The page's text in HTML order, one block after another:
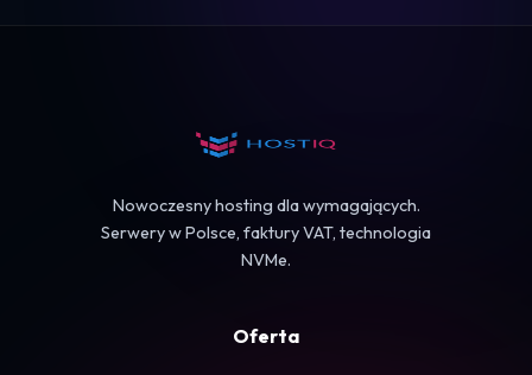
Nowoczesny hosting dla wymagających.
Serwery w Polsce, faktury VAT, technologia
NVMe.
Oferta